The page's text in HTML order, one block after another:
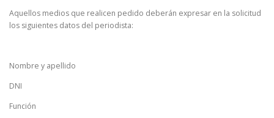
Aquellos medios que realicen pedido deberán expresar en la solicitud
los siguientes datos del periodista:
Nombre y apellido
DNI
Función